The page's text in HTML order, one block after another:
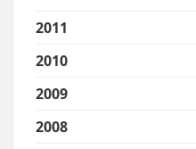
2011
2010
2009
2008